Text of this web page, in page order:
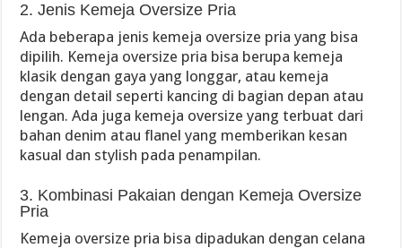
2. Jenis Kemeja Oversize Pria
Ada beberapa jenis kemeja oversize pria yang bisa
dipilih. Kemeja oversize pria bisa berupa kemeja
klasik dengan gaya yang longgar, atau kemeja
dengan detail seperti kancing di bagian depan atau
lengan. Ada juga kemeja oversize yang terbuat dari
bahan denim atau flanel yang memberikan kesan
kasual dan stylish pada penampilan.
3. Kombinasi Pakaian dengan Kemeja Oversize
Pria
Kemeja oversize pria bisa dipadukan dengan celana